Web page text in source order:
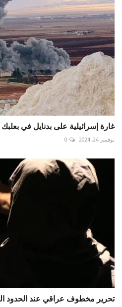
غارة إسرائيلية على بدنايل في
نوفمبر 24, 2024 0
تحرير مخطوف عراقي عند الحدود